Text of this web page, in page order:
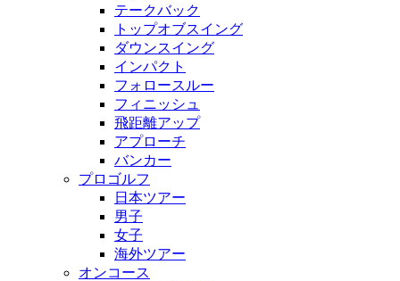
テークバック
トップオブスイング
ダウンスイング
インパクト
フォロースルー
フィニッシュ
飛距離アップ
アプローチ
バンカー
プロゴルフ
日本ツアー
男子
女子
海外ツアー
オンコース